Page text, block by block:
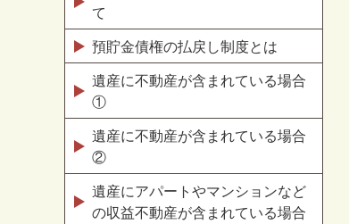
て
預貯金債権の払戻し制度とは
遺産に不動産が含まれている場合
①
遺産に不動産が含まれている場合
②
遺産にアパートやマンションなど
の収益不動産が含まれている場合